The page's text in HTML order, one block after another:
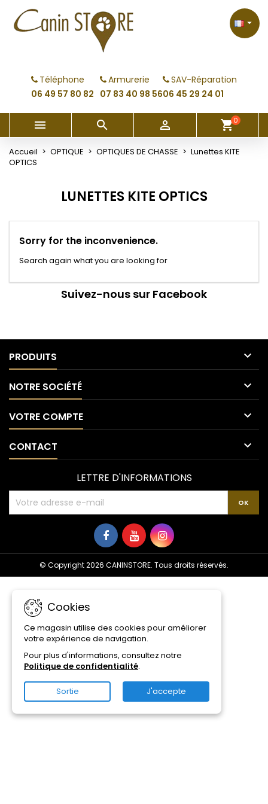
Téléphone
06 49 57 80 82
Armurerie
07 83 40 98 56
SAV-Réparation
06 45 29 24 01

   shopping_cart0
Accueil OPTIQUE OPTIQUES DE CHASSE
Lunettes KITE
OPTICS
LUNETTES KITE OPTICS
Sorry for the inconvenience.
Search again what you are looking for
Suivez-nous sur Facebook
PRODUITS 
NOTRE SOCIÉTÉ 
VOTRE COMPTE 
CONTACT 
My wishlists ×
Create new list
((modalTitle)) ×
((confirmMessage))
((cancelText)) ((modalDeleteText))
Créer une liste d'envies ×
Créer une liste d'envies
Connexion ×
Vous devez être connecté pour ajouter des produits
Cookies
Ce magasin utilise des cookies pour améliorer
votre expérience de navigation.
Pour plus d'informations, consultez notre
Politique de confidentialité.
Sortie J'accepte
LETTRE D'INFORMATIONS
© Copyright 2026 CANINSTORE. Tous droits réservés.